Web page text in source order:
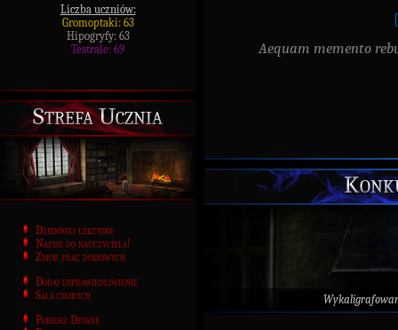
Liczba uczniów:
Gromoptaki: 63
Hipogryfy: 63
Testrale: 69
Strefa Ucznia
Dzienniki lekcyjne
Napisz do nauczyciela!
Zbiór prac domowych
Dodaj usprawiedliwienie
Sala chorych
Pobierz Devanę
Aequam memento